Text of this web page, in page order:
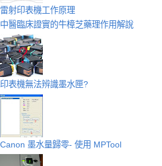
雷射印表機工作原理
中醫臨床證實的牛樟芝藥理作用解說
印表機無法辨識墨水匣?
Canon 墨水量歸零- 使用 MPTool